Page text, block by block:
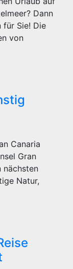
Dann
Sie! Die
von
Canaria
Gran
nächsten
Natur,